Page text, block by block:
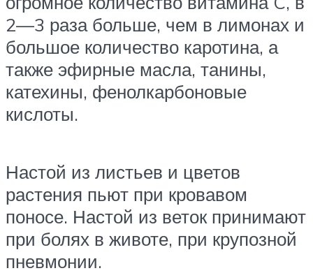
2—3 раза больше, чем в лимонах и
большое количество каротина, а
также эфирные масла, танины,
катехины, фенолкарбоновые
кислоты.
Настой из листьев и цветов
растения пьют при кровавом
поносе. Настой из веток принимают
при болях в животе, при крупозной
пневмонии.